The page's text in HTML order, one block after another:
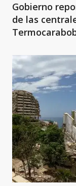
Gobierno
de las